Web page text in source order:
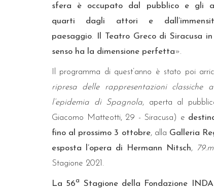
sfera è occupato dal pubblico e gli
quarti dagli attori e
paesaggio.
Il Teatro Greco di Siracusa
senso ha la dimensione perfetta».
Il programma di quest’anno è stato poi
ripresa delle rappresentazioni
l’epidemia di Spagnola, aperta al
Giacomo Matteotti, 29 - Siracusa) e
fino al prossimo 3 ottobre, alla Galleria
esposta l’opera di
Hermann Nitsch,
Stagione 2021.
La 56a Stagione della Fondazione